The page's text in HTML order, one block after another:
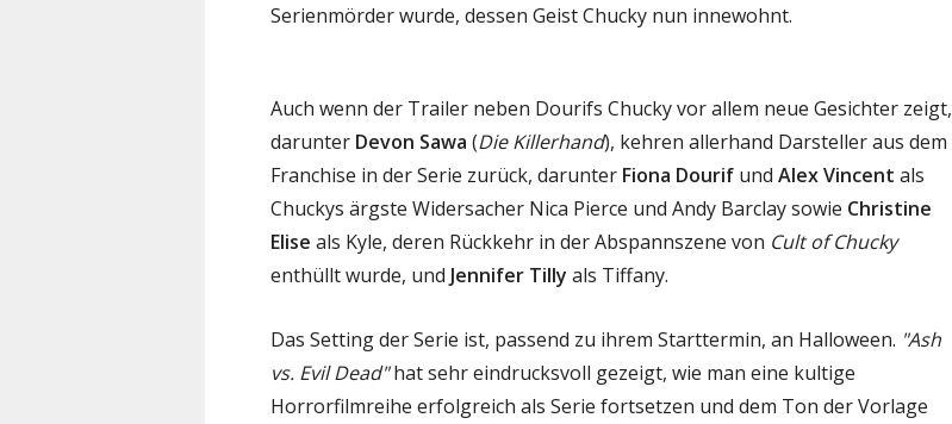
Serienmörder wurde, dessen Geist Chucky nun innewohnt.
Auch wenn der Trailer neben Dourifs Chucky vor allem neue Gesichter zeigt,
darunter Devon Sawa (Die Killerhand), kehren allerhand Darsteller aus dem
Franchise in der Serie zurück, darunter Fiona Dourif und Alex Vincent als
Chuckys ärgste Widersacher Nica Pierce und Andy Barclay sowie Christine
Elise als Kyle, deren Rückkehr in der Abspannszene von Cult of Chucky
enthüllt wurde, und Jennifer Tilly als Tiffany.
Das Setting der Serie ist, passend zu ihrem Starttermin, an Halloween. "Ash
vs. Evil Dead"hat sehr eindrucksvoll gezeigt, wie man eine kultige
Horrorfilmreihe erfolgreich als Serie fortsetzen und dem Ton der Vorlage